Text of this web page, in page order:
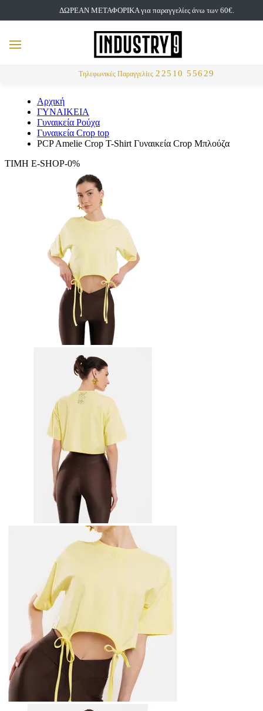
ΔΩΡΕΑΝ ΜΕΤΑΦΟΡΙΚΑ για παραγγελίες άνω των 60€.
Τηλεφωνικές Παραγγελίες 22510 55629
MENU
Αρχική
ΓΥΝΑΙΚΕΙΑ
Γυναικεία Ρούχα
Γυναικεία Crop top
PCP Amelie Crop T-Shirt Γυναικεία Crop Μπλούζα
ΤΙΜΗ E-SHOP-0%